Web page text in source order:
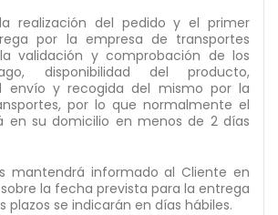
realización del pedido y el primer
por la empresa de transportes
validación y comprobación de los
disponibilidad del producto,
envío y recogida del mismo por la
por lo que normalmente el
en su domicilio en menos de 2 días
mantendrá informado al Cliente en
la fecha prevista para la entrega
plazos se indicarán en días hábiles.